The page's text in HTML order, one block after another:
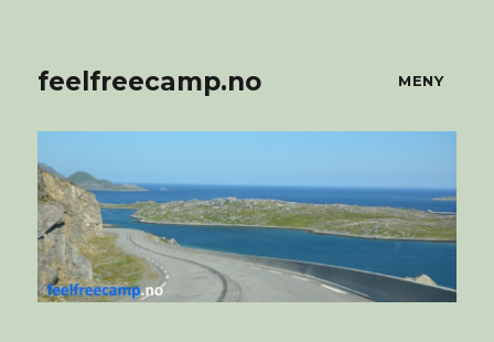
feelfreecamp.no MENY